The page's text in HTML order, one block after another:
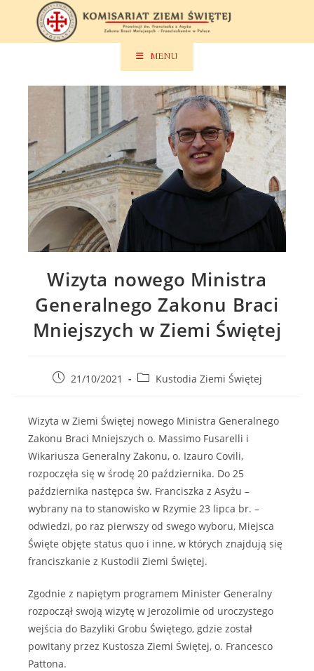
content
MENU
Wizyta nowego Ministra
Generalnego Zakonu Braci
Mniejszych w Ziemi Świętej
Post 21/10/2021
Post Kustodia Ziemi Świętej
Wizyta w Ziemi Świętej nowego Ministra Generalnego
Zakonu Braci Mniejszych o. Massimo Fusarelli i
Wikariusza Generalny Zakonu, o. Izauro Covili,
rozpoczęła się w środę 20 października. Do 25
października następca św. Franciszka z Asyżu –
wybrany na to stanowisko w Rzymie 23 lipca br. –
odwiedzi, po raz pierwszy od swego wyboru, Miejsca
Święte objęte status quo i inne, w których znajdują się
franciszkanie z Kustodii Ziemi Świętej.
Zgodnie z napiętym programem Minister Generalny
rozpoczął swoją wizytę w Jerozolimie od uroczystego
wejścia do Bazyliki Grobu Świętego, gdzie został
powitany przez Kustosza Ziemi Świętej, o. Francesco
Pattona.